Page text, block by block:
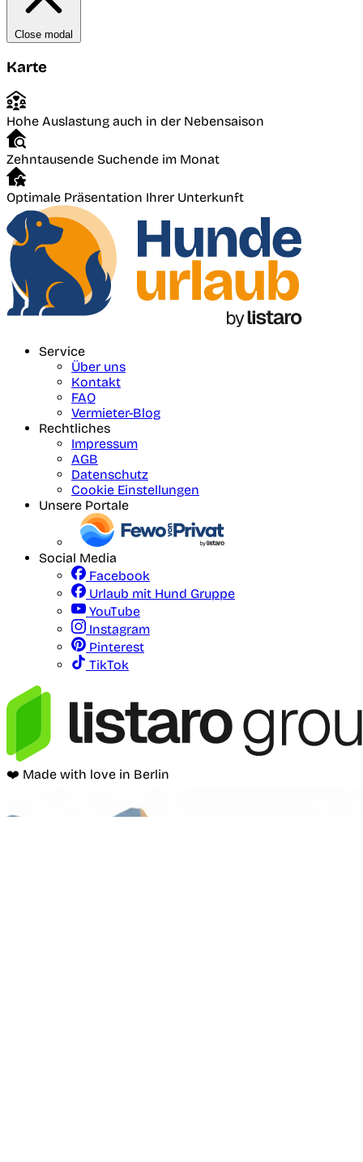
Close modal
Karte
Hohe Auslastung auch in der Nebensaison
Zehntausende Suchende im Monat
Optimale Präsentation Ihrer Unterkunft
Service
Über uns
Kontakt
FAQ
Vermieter-Blog
Rechtliches
Impressum
AGB
Datenschutz
Cookie Einstellungen
Unsere Portale
Social Media
Facebook
Urlaub mit Hund Gruppe
YouTube
Instagram
Pinterest
TikTok
❤️ Made with love in Berlin